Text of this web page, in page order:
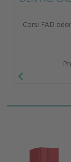
Corsi FAD